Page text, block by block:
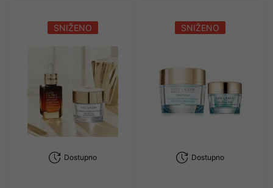
SNIŽENO
Dostupno
SNIŽENO
Dostupno